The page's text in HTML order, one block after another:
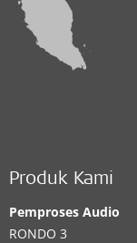
Produk Kami
Pemproses Audio
RONDO 3